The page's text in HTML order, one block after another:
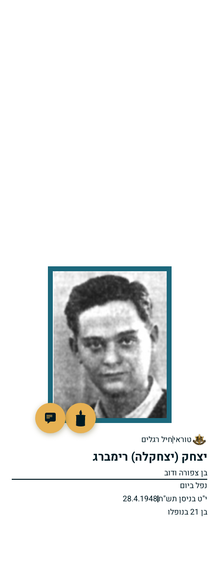
טוראיחיל רגלים
יצחק (יצחקלה) רימברג
בן צפורה ודוב
נפל ביום
י"ט בניסן תש"ח28.4.1948
בן 21 בנופלו